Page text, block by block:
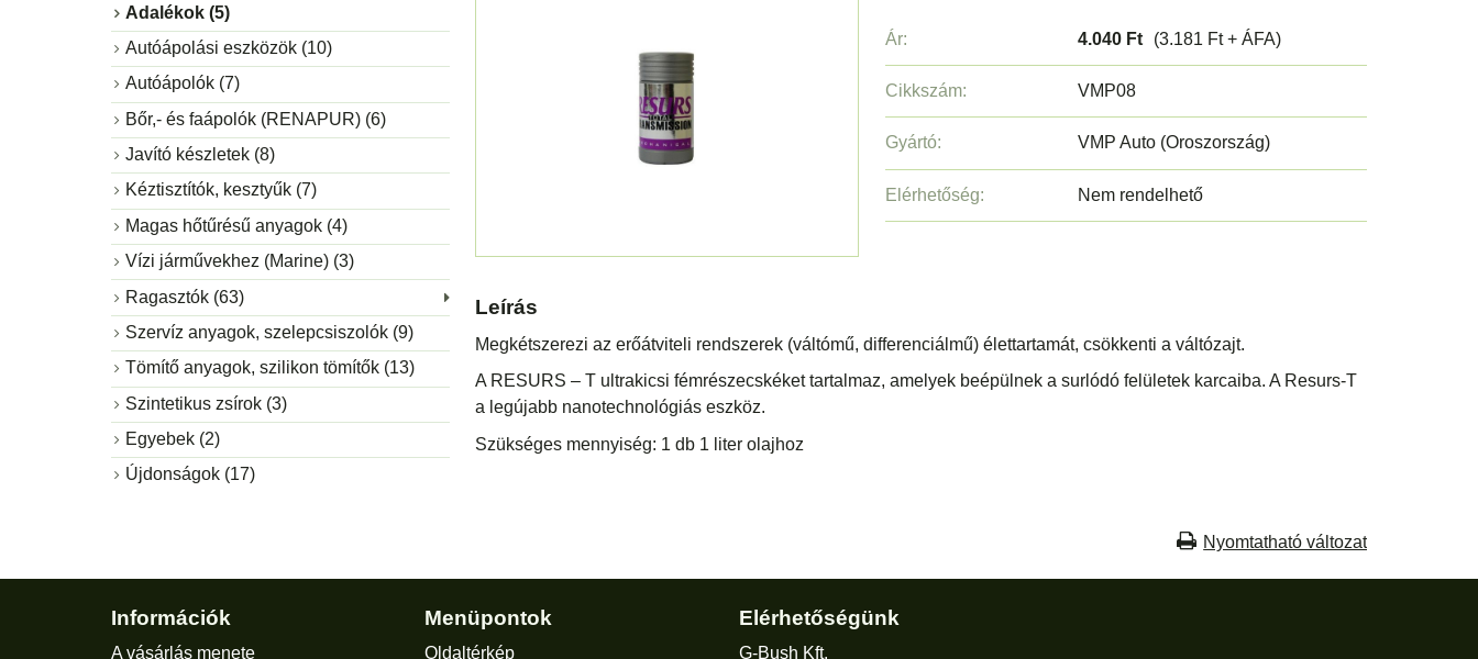
Ár: 4.040 Ft (3.181 Ft + ÁFA)
Cikkszám: VMP08
Gyártó: VMP Auto (Oroszország)
Elérhetőség: Nem rendelhető
Leírás
Megkétszerezi az erőátviteli rendszerek (váltómű, differenciálmű) élettartamát, csökkenti a váltózajt.
A RESURS – T ultrakicsi fémrészecskéket tartalmaz, amelyek beépülnek a surlódó felületek karcaiba. A Resurs-T
a legújabb nanotechnológiás eszköz.
Szükséges mennyiség: 1 db 1 liter olajhoz
Nyomtatható változat
Adalékok (5)
Autóápolási eszközök (10)
Autóápolók (7)
Bőr,- és faápolók (RENAPUR) (6)
Javító készletek (8)
Kéztisztítók, kesztyűk (7)
Magas hőtűrésű anyagok (4)
Vízi járművekhez (Marine) (3)
Ragasztók (63)
Szervíz anyagok, szelepcsiszolók (9)
Tömítő anyagok, szilikon tömítők (13)
Szintetikus zsírok (3)
Egyebek (2)
Újdonságok (17)
Információk
A vásárlás menete
Menüpontok
Oldaltérkép
Elérhetőségünk
G-Bush Kft.